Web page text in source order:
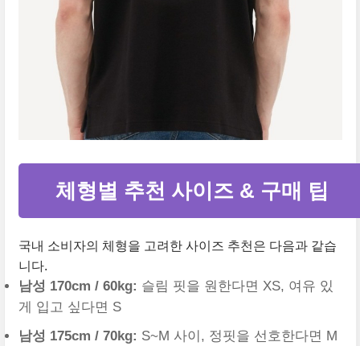
체형별 추천 사이즈 & 구매 팁
국내 소비자의 체형을 고려한 사이즈 추천은 다음과 같습
니다.
남성 170cm / 60kg: 슬림 핏을 원한다면 XS, 여유 있
게 입고 싶다면 S
남성 175cm / 70kg: S~M 사이, 정핏을 선호한다면 M